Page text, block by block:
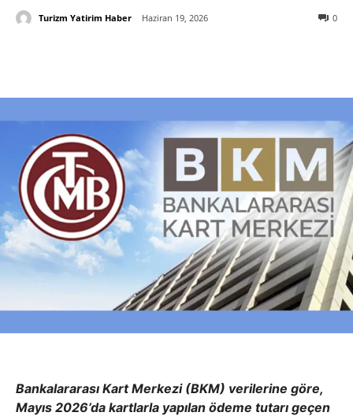
0
Turizm Yatirim Haber Haziran 19, 2026
Bankalararası Kart Merkezi (BKM) verilerine göre,
Mayıs 2026’da kartlarla yapılan ödeme tutarı geçen